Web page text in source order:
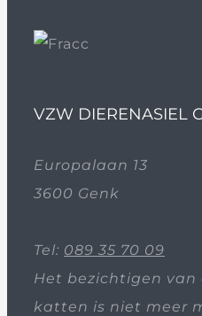
VZW DIERENASIEL
Europalaan 13
3600 Genk
Tel: 089 35 70 09
Het bezichtigen van
katten is niet meer